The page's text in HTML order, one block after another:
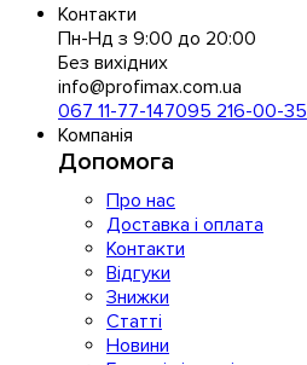
Контакти
Пн-Нд з 9:00 до 20:00
Без вихідних
info@profimax.com.ua
067 11-77-147095 216-00-35
Компанія
Допомога
Про нас
Доставка і оплата
Контакти
Відгуки
Знижки
Статті
Новини